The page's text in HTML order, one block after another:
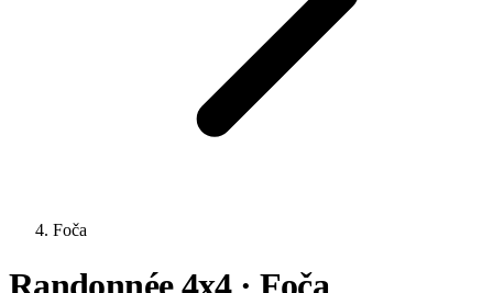
Foča